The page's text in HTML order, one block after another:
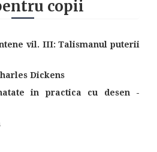
copii
vil. III: Talismanul puterii
Dickens
in practica cu desen -